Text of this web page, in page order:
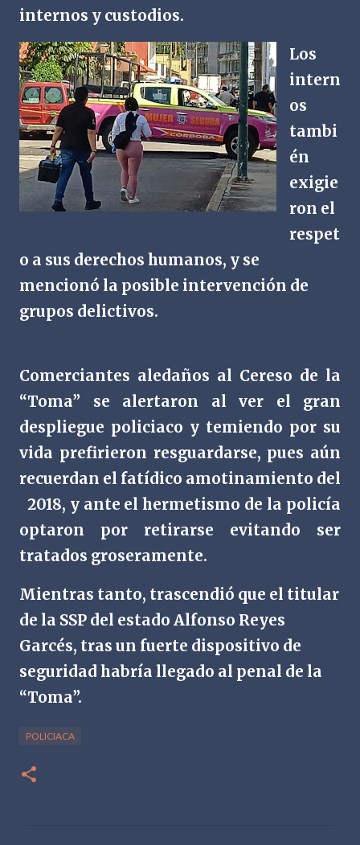
internos y custodios.
Los
intern
os
tambi
én
exigie
ron el
respet
o a sus derechos humanos, y se
mencionó la posible intervención de
grupos delictivos.
Comerciantes aledaños al Cereso de la
“Toma” se alertaron al ver el gran
despliegue policiaco y temiendo por su
vida prefirieron resguardarse, pues aún
recuerdan el fatídico amotinamiento del
2018, y ante el hermetismo de la policía
optaron por retirarse evitando ser
tratados groseramente.
Mientras tanto, trascendió que el titular
de la SSP del estado Alfonso Reyes
Garcés, tras un fuerte dispositivo de
seguridad habría llegado al penal de la
“Toma”.
POLICIACA